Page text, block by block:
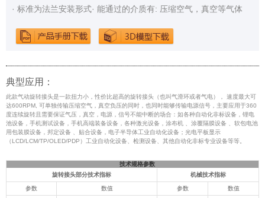
· 标准为法兰安装形式· 能通过的介质有: 压缩空气，真空等气体
典型应用：
此款气动旋转接头是一款扭力小，性价比超高的旋转接头（也叫气滑环或者气电）， 速度最大可
达600RPM, 可单独传输压缩空气，真空负压的同时，也同时能够传输电源信号，主要应用于360
度连续旋转且需要保证气压，真空，电源，信号不能中断的场合：如各种自动化非标设备，锂电
池设备，手机测试设备，手机高端装备设备，各种激光设备，涂布机 、涂覆隔膜设备 、软包电池
用包装膜设备，邦定设备 、贴合设备，电子半导体工业自动化设备；光电平板显示
（LCD/LCM/TP/OLED/PDP）工业自动化设备、检测设备、其他自动化非标专业设备等等。
技术规格参数
旋转接头部分技术指标
机械技术指标
参数 数值 参数 数值